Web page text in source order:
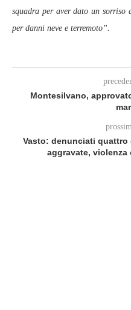
squadra per aver dato un
per danni neve e terremoto”.
Montesilvano,
Vasto: denunciati
aggravate,